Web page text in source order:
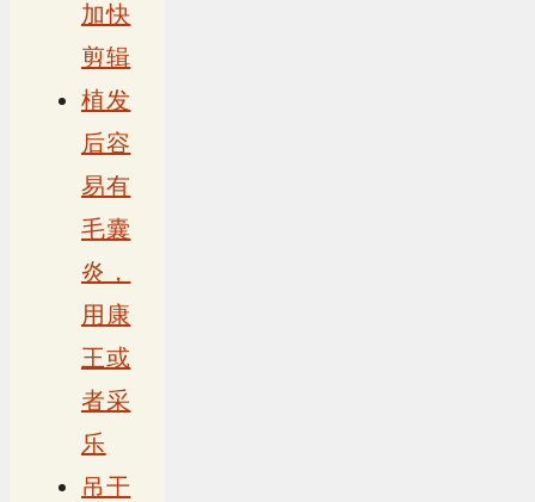
加快
剪辑
植发
后容
易有
毛囊
炎，
用康
王或
者采
乐
吊干